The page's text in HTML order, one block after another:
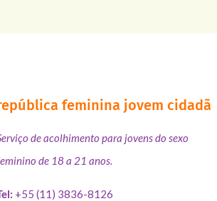
feminina jovem cidadã
de acolhimento para jovens do sexo
de 18 a 21 anos.
+55 (11) 3836-8126